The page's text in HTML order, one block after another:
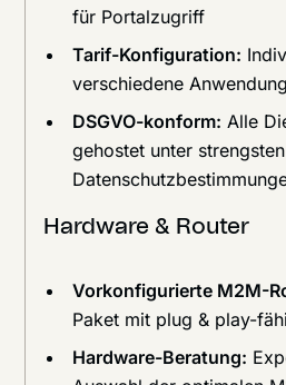
für Portalzugriff
Tarif-Konfiguration:
verschiedene
DSGVO-konform: Alle
gehostet unter strengsten
Hardware & Router
Vorkonfigurierte M2M-
Paket mit plug & play-
Hardware-Beratung: